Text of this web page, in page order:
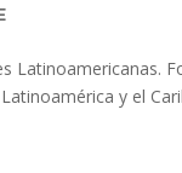
Latinoamericanas.
y el